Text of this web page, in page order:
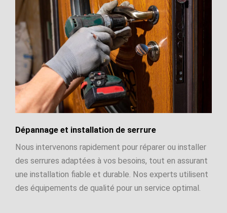
Dépannage et installation de serrure
Nous intervenons rapidement pour réparer ou installer
des serrures adaptées à vos besoins, tout en assurant
une installation fiable et durable. Nos experts utilisent
des équipements de qualité pour un service optimal.